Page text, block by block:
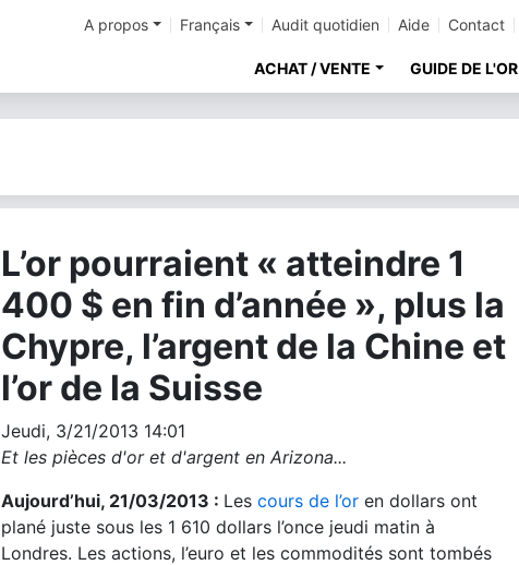
A propos Français Audit quotidien Aide Contact
ACHAT / VENTE GUIDE DE L'OR
L’or pourraient « atteindre 1
400 $ en fin d’année », plus la
Chypre, l’argent de la Chine et
l’or de la Suisse
Jeudi, 3/21/2013 14:01
Et les pièces d'or et d'argent en Arizona...
Aujourd’hui, 21/03/2013 : Les cours de l’or en dollars ont
plané juste sous les 1 610 dollars l’once jeudi matin à
Londres. Les actions, l’euro et les commodités sont tombés